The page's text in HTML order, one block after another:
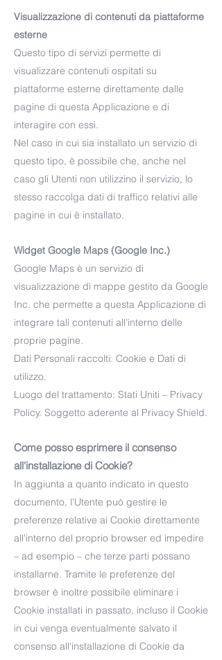
Visualizzazione di contenuti da piattaforme
esterne
Questo tipo di servizi permette di
visualizzare contenuti ospitati su
piattaforme esterne direttamente dalle
pagine di questa Applicazione e di
interagire con essi.
Nel caso in cui sia installato un servizio di
questo tipo, è possibile che, anche nel
caso gli Utenti non utilizzino il servizio, lo
stesso raccolga dati di traffico relativi alle
pagine in cui è installato.
Widget Google Maps (Google Inc.)
Google Maps è un servizio di
visualizzazione di mappe gestito da Google
Inc. che permette a questa Applicazione di
integrare tali contenuti all’interno delle
proprie pagine.
Dati Personali raccolti: Cookie e Dati di
utilizzo.
Luogo del trattamento: Stati Uniti – Privacy
Policy. Soggetto aderente al Privacy Shield.
Come posso esprimere il consenso
all'installazione di Cookie?
In aggiunta a quanto indicato in questo
documento, l'Utente può gestire le
preferenze relative ai Cookie direttamente
all'interno del proprio browser ed impedire
– ad esempio – che terze parti possano
installarne. Tramite le preferenze del
browser è inoltre possibile eliminare i
Cookie installati in passato, incluso il Cookie
in cui venga eventualmente salvato il
consenso all'installazione di Cookie da